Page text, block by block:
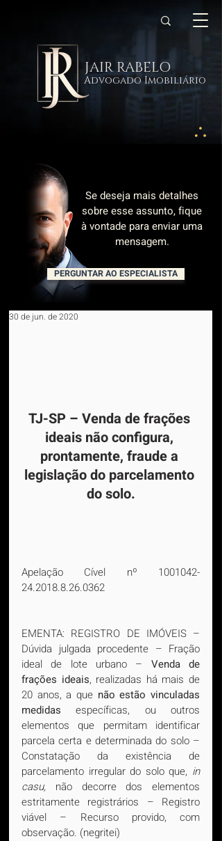
JAIR RABELO
Advogado Imobiliário
Se deseja mais detalhes
sobre esse assunto, fique
à vontade para enviar uma
mensagem.
PERGUNTAR AO ESPECIALISTA
30 de jun. de 2020
TJ-SP – Venda de frações
ideais não configura,
prontamente, fraude a
legislação do parcelamento
do solo.
Apelação Cível nº 1001042-
24.2018.8.26.0362
EMENTA: REGISTRO DE IMÓVEIS –
Dúvida julgada procedente – Fração
ideal de lote urbano – Venda de
frações ideais, realizadas há mais de
20 anos, a que não estão vinculadas
medidas específicas, ou outros
elementos que permitam identificar
parcela certa e determinada do solo –
Constatação da existência de
parcelamento irregular do solo que, in
casu, não decorre dos elementos
estritamente registrários – Registro
viável – Recurso provido, com
observação. (negritei)